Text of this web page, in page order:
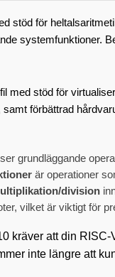
stöd för
systemfunktioner.
med stöd för
samt förbättrad
grundläggande
är operationer
division
vilket är viktigt för
kräver att din RISC-
inte längre att